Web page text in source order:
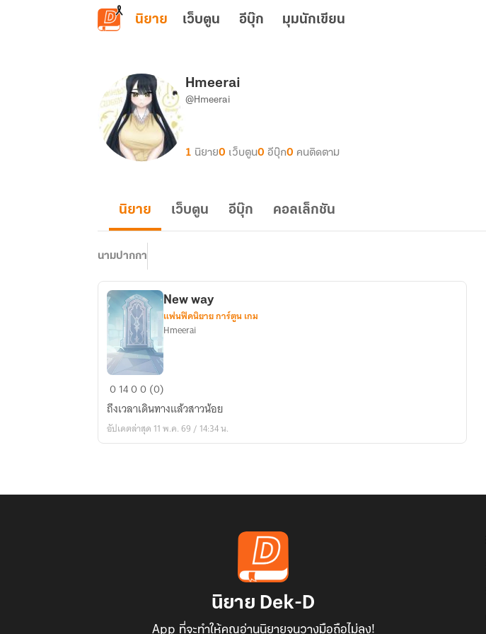
ข้ามไปยังเนื้อหาหลัก
นิยาย เว็บตูน อีบุ๊ก มุมนักเขียน
Hmeerai
@Hmeerai
1 นิยาย0 เว็บตูน0 อีบุ๊ก0 คนติดตาม
นิยาย เว็บตูน อีบุ๊ก คอลเล็กชัน
นามปากกา
New
way
New way
แฟนฟิคนิยาย การ์ตูน เกม
Hmeerai
01400 (0)
ถึงเวลาเดินทางแล้วสาวน้อย
อัปเดตล่าสุด 11 พ.ค. 69 / 14:34 น.
นิยาย Dek-D
App ที่จะทำให้คุณอ่านนิยายจนวางมือถือไม่ลง!